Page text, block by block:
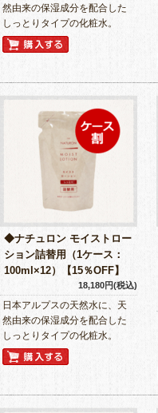
然由来の保湿成分を配合した
しっとりタイプの化粧水。
◆ナチュロン モイストロー
ション詰替用（1ケース：
100ml×12）【15％OFF】
18,180円(税込)
日本アルプスの天然水に、天
然由来の保湿成分を配合した
しっとりタイプの化粧水。